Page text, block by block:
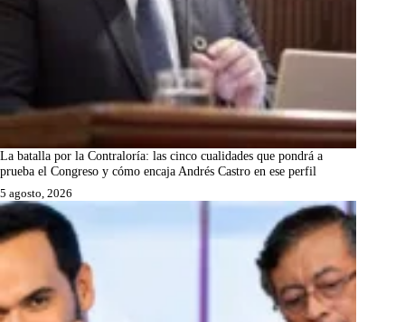
La batalla por la Contraloría: las cinco cualidades que pondrá a
prueba el Congreso y cómo encaja Andrés Castro en ese perfil
5 agosto, 2026